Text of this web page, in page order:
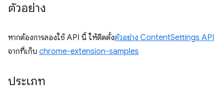
ตัวอย่าง
หากต้องการลองใช้ API นี้ ให้ติดตั้งตัวอย่าง ContentSettings API
จากที่เก็บ chrome-extension-samples
ประเภท